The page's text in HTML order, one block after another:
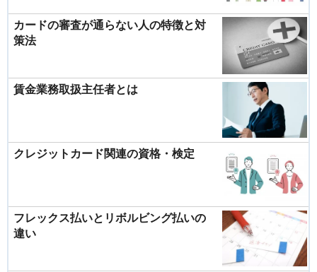
カードの審査が通らない人の特徴と対
策法
賃金業務取扱主任者とは
クレジットカード関連の資格・検定
フレックス払いとリボルビング払いの
違い